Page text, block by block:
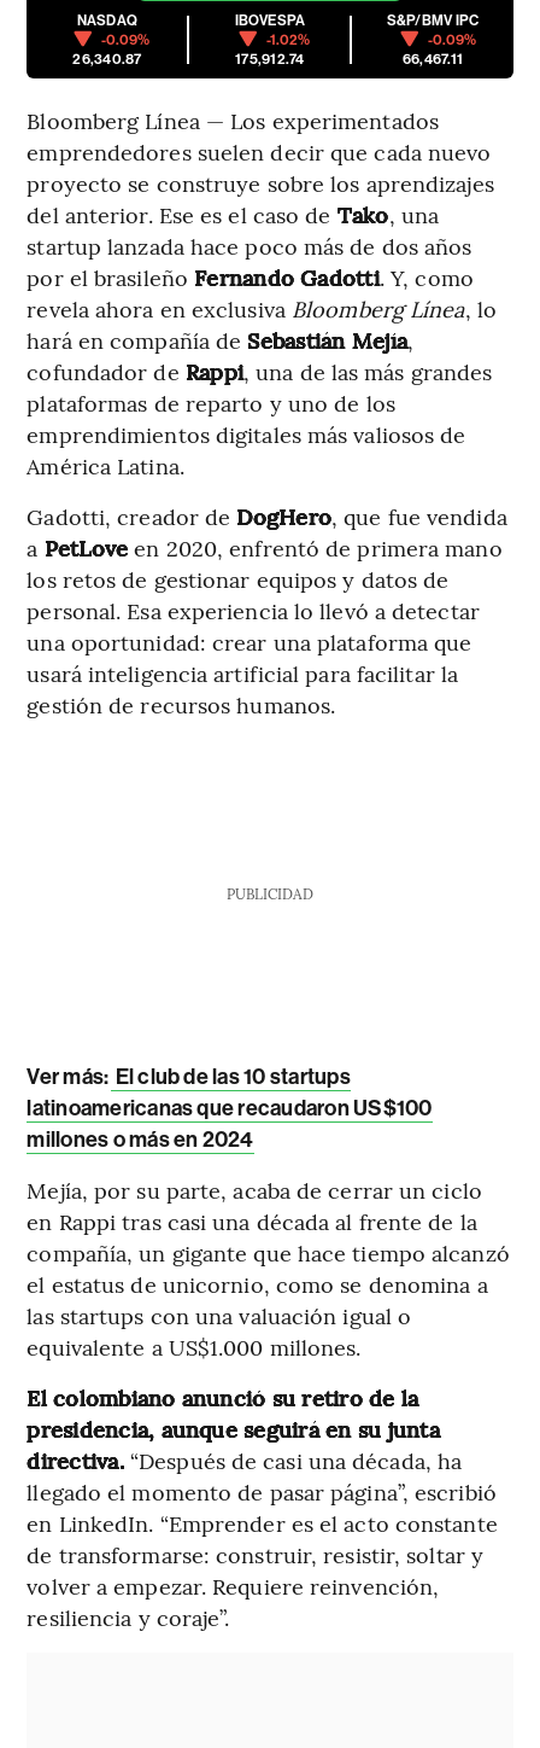
NASDAQ
-0.09%
26,340.87
IBOVESPA
-1.02%
175,912.74
S&P/BMV IPC
-0.09%
66,467.11
Bloomberg Línea — Los experimentados
emprendedores suelen decir que cada nuevo
proyecto se construye sobre los aprendizajes
del anterior. Ese es el caso de Tako, una
startup lanzada hace poco más de dos años
por el brasileño Fernando Gadotti. Y, como
revela ahora en exclusiva Bloomberg Línea, lo
hará en compañía de Sebastián Mejía,
cofundador de Rappi, una de las más grandes
plataformas de reparto y uno de los
emprendimientos digitales más valiosos de
América Latina.
Gadotti, creador de DogHero, que fue vendida
a PetLove en 2020, enfrentó de primera mano
los retos de gestionar equipos y datos de
personal. Esa experiencia lo llevó a detectar
una oportunidad: crear una plataforma que
usará inteligencia artificial para facilitar la
gestión de recursos humanos.
PUBLICIDAD
Ver más: El club de las 10 startups
latinoamericanas que recaudaron US$100
millones o más en 2024
Mejía, por su parte, acaba de cerrar un ciclo
en Rappi tras casi una década al frente de la
compañía, un gigante que hace tiempo alcanzó
el estatus de unicornio, como se denomina a
las startups con una valuación igual o
equivalente a US$1.000 millones.
El colombiano anunció su retiro de la
presidencia, aunque seguirá en su junta
directiva.“Después de casi una década, ha
llegado el momento de pasar página”, escribió
en LinkedIn. “Emprender es el acto constante
de transformarse: construir, resistir, soltar y
volver a empezar. Requiere reinvención,
resiliencia y coraje”.